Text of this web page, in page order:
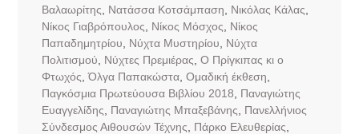
Βαλαωρίτης
Νατάσσα Κοτσάμπαση Νικόλας Κάλας
Νίκος Γιαβρόπουλος
Νίκος Μόσχος
Νίκος
Παπαδημητρίου
Νύχτα Μυστηρίου
Νύχτα
Πολιτισμού
Νύχτες Πρεμιέρας Ο Πρίγκιπας κι ο
Φτωχός ,Όλγα Παπακώστα, Ομαδική έκθεση
Παγκόσμια Πρωτεύουσα Βιβλίου 2018
Παναγιώτης
Ευαγγελίδης
Παναγιώτης Μπαξεβάνης
Πανελλήνιος
Σύνδεσμος Αιθουσών Τέχνης
Πάρκο Ελευθερίας